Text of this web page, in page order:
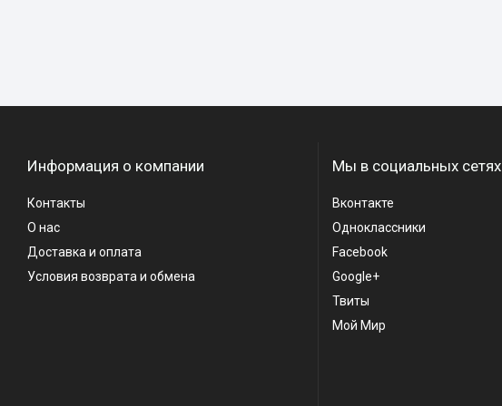
Информация о компании
Контакты
О нас
Доставка и оплата
Условия возврата и обмена
Мы в социальных сетях
Вконтакте
Одноклассники
Facebook
Google+
Твиты
Мой Мир